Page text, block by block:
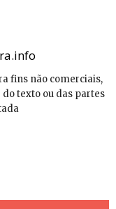
fins não comerciais,
texto ou das partes